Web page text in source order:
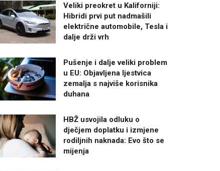
Veliki preokret u Kaliforniji:
Hibridi prvi put nadmašili
električne automobile, Tesla i
dalje drži vrh
Pušenje i dalje veliki problem
u EU: Objavljena ljestvica
zemalja s najviše korisnika
duhana
HBŽ usvojila odluku o
dječjem doplatku i izmjene
rodiljnih naknada: Evo što se
mijenja